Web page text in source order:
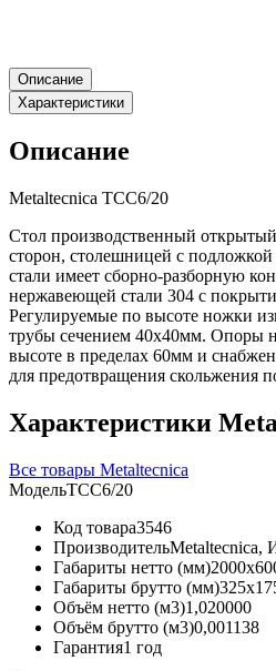
Описание
Характеристики
Описание
Metaltecnica TCC6/20
Стол производственный
сторон, столешницей с
стали имеет сборно-разборную
нержавеющей стали 304 с
Регулируемые по высоте ножки
трубы сечением 40х40мм. Опоры
высоте в пределах 60мм и
для предотвращения скольжения
Характеристики
Все товары Metaltecnica
МодельTCC6/20
Код товара3546
ПроизводительMetaltecnica,
Габариты нетто (мм)
Габариты брутто (мм)
Объём нетто (м3)1,020000
Объём брутто (м3)0,001138
Гарантия1 год